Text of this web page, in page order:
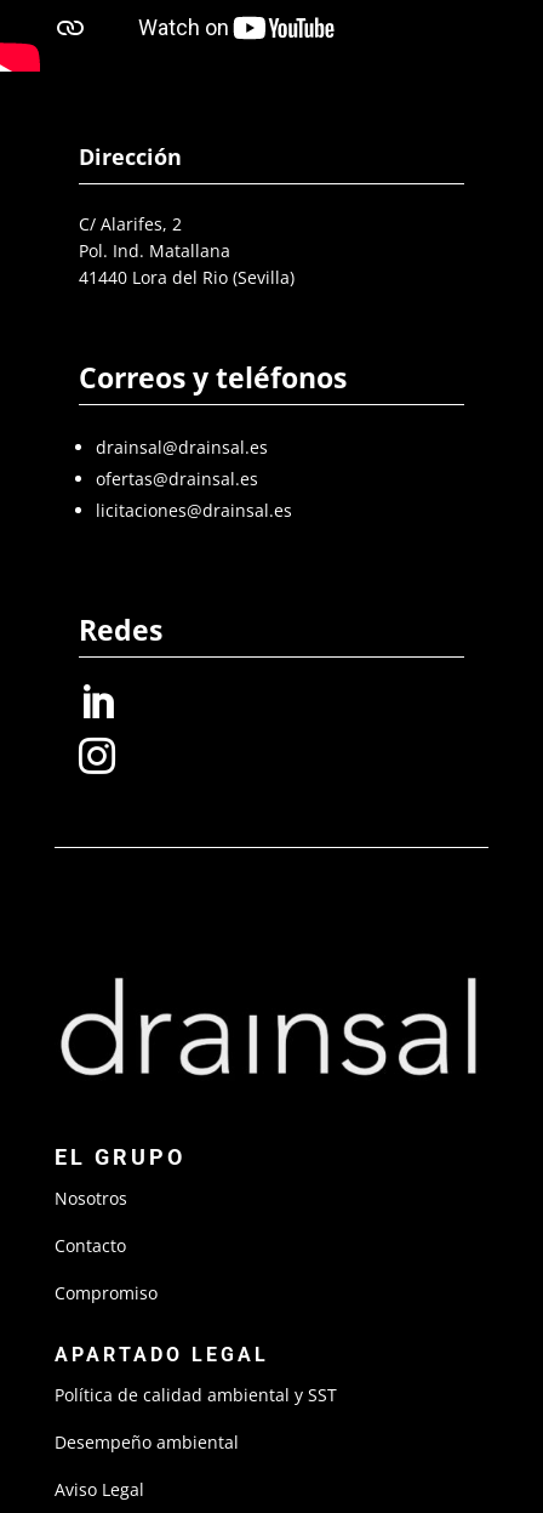
Dirección
C/ Alarifes, 2
Pol. Ind. Matallana
41440 Lora del Rio (Sevilla)
Correos y teléfonos
drainsal@drainsal.es
ofertas@drainsal.es
licitaciones@drainsal.es
Redes


EL GRUPO
Nosotros
Contacto
Compromiso
APARTADO LEGAL
Política de calidad ambiental y SST
Desempeño ambiental
Aviso Legal